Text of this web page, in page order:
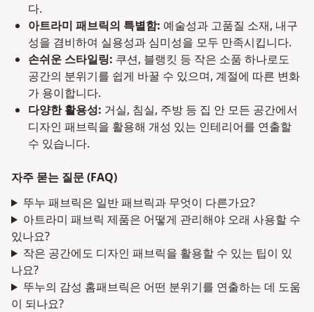
다.
아트라미 패브릭의 특별함: 예술성과 고품질 소재, 내구
성을 겸비하여 실용성과 심미성을 모두 만족시킵니다.
손쉬운 스타일링: 쿠션, 블랭킷 등 작은 소품 하나로도
공간의 분위기를 쉽게 바꿀 수 있으며, 계절에 따른 변화
가 용이합니다.
다양한 활용성: 거실, 침실, 주방 등 집 안 모든 공간에서
디자인 패브릭을 활용해 개성 있는 인테리어를 연출할
수 있습니다.
자주 묻는 질문 (FAQ)
뚜누 패브릭은 일반 패브릭과 무엇이 다른가요?
아트라미 패브릭 제품은 어떻게 관리해야 오래 사용할 수
있나요?
작은 공간에도 디자인 패브릭을 활용할 수 있는 팁이 있
나요?
뚜누의 감성 홈패브릭은 어떤 분위기를 연출하는 데 도움
이 되나요?